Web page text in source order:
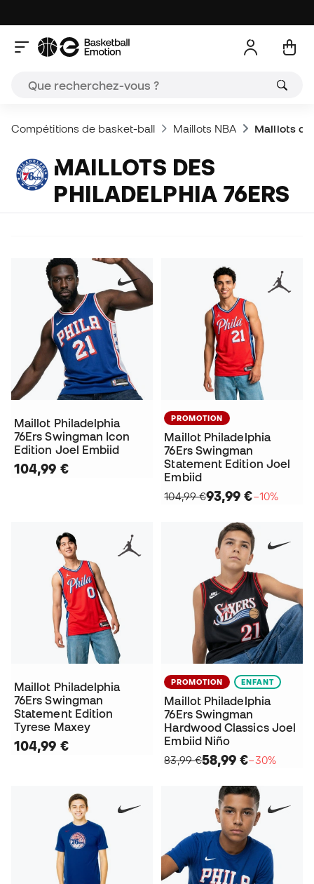
Compétitions de basket-ball Maillots NBA Maillots
MAILLOTS DES
PHILADELPHIA 76ERS
Maillot Philadelphia
76Ers Swingman Icon
Edition Joel Embiid
104,99 €
PROMOTION
Maillot Philadelphia
76Ers Swingman
Statement Edition Joel
Embiid
104,99 €93,99 €−10%
Maillot Philadelphia
76Ers Swingman
Statement Edition
Tyrese Maxey
104,99 €
PROMOTION ENFANT
Maillot Philadelphia
76Ers Swingman
Hardwood Classics Joel
Embiid Niño
83,99 €58,99 €−30%